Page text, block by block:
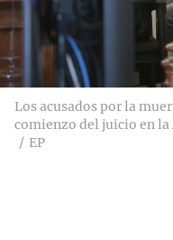
Los acusados por la
comienzo del juicio en
EP